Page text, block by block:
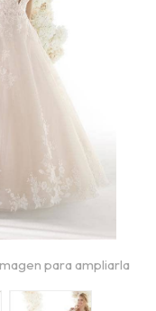
para ampliarla